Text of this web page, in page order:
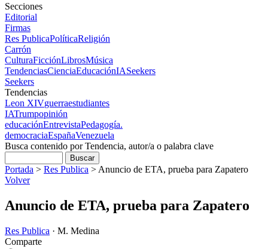
Secciones
Editorial
Firmas
Res PublicaPolíticaReligión
Carrón
CulturaFicciónLibrosMúsica
TendenciasCienciaEducaciónIASeekers
Seekers
Tendencias
Leon XIVguerraestudiantes
IATrumpopinión
educaciónEntrevistaPedagogía.
democraciaEspañaVenezuela
Busca contenido por Tendencia, autor/a o palabra clave
Portada > Res Publica > Anuncio de ETA, prueba para Zapatero
Volver
Anuncio de ETA, prueba para Zapatero
Res Publica · M. Medina
Comparte